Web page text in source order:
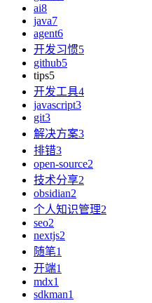
ai8
java7
agent6
开发习惯5
github5
tips5
开发工具4
javascript3
git3
解决方案3
排错3
open-source2
技术分享2
obsidian2
个人知识管理2
seo2
nextjs2
随笔1
开端1
mdx1
sdkman1